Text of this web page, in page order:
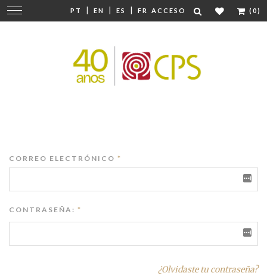
PT | EN | ES | FR ACCESO (0)
Cambiar
navegación
CORREO ELECTRÓNICO *
CONTRASEÑA: *
¿Olvidaste tu contraseña?